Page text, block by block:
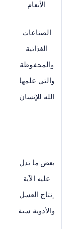
الأنعام
الصناعات
الغذائية
والمحفوظة
والتي علمها
الله للإنسان
بعض ما تدل
عليه الآية
إنتاج العسل
والأدوية سنة